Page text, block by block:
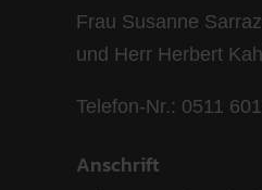
Frau Susanne
und Herr Herbert
Telefon-Nr.: 0511
Anschrift